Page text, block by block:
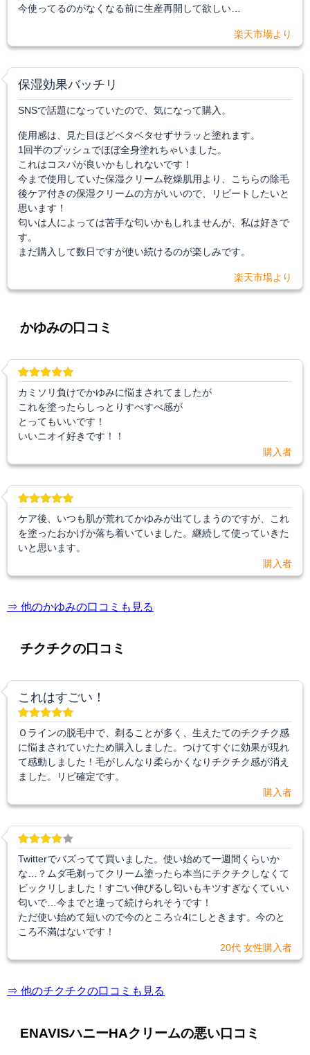
今使ってるのがなくなる前に生産再開して欲しい…
楽天市場より
保湿効果バッチリ
SNSで話題になっていたので、気になって購入。
使用感は、見た目ほどベタベタせずサラッと塗れます。
1回半のプッシュでほぼ全身塗れちゃいました。
これはコスパが良いかもしれないです！
今まで使用していた保湿クリーム乾燥肌用より、こちらの除毛
後ケア付きの保湿クリームの方がいいので、リピートしたいと
思います！
匂いは人によっては苦手な匂いかもしれませんが、私は好きで
す。
まだ購入して数日ですが使い続けるのが楽しみです。
楽天市場より
かゆみの口コミ
カミソリ負けでかゆみに悩まされてましたが
これを塗ったらしっとりすべすべ感が
とってもいいです！
いいニオイ好きです！！
購入者
ケア後、いつも肌が荒れてかゆみが出てしまうのですが、これ
を塗ったおかげか落ち着いていました。継続して使っていきた
いと思います。
購入者
⇒ 他のかゆみの口コミも見る
チクチクの口コミ
これはすごい！
Ｏラインの脱毛中で、剃ることが多く、生えたてのチクチク感
に悩まされていたため購入しました。つけてすぐに効果が現れ
て感動しました！毛がしんなり柔らかくなりチクチク感が消え
ました。リピ確定です。
購入者
Twitterでバズってて買いました。使い始めて一週間くらいか
な…？ムダ毛剃ってクリーム塗ったら本当にチクチクしなくて
ビックリしました！すごい伸びるし匂いもキツすぎなくていい
匂いで…今までと違って続けられそうです！
ただ使い始めて短いので今のところ☆4にしときます。今のと
ころ不満はないです！
20代 女性購入者
⇒ 他のチクチクの口コミも見る
ENAVISハニーHAクリームの悪い口コミ